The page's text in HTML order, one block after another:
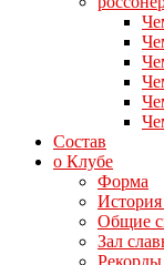
Состав
о Клубе
Форма
Общие
Зал